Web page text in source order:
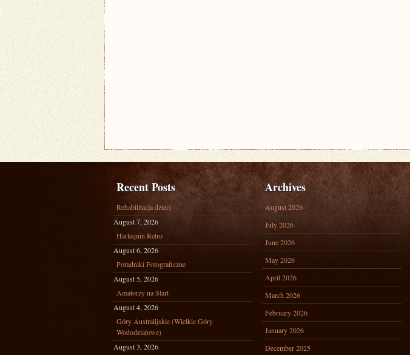
Recent Posts
Rehabilitacja dzieci
August 7, 2026
Harlequin Retro
August 6, 2026
Poradniki Fotograficzne
August 5, 2026
Amatorzy na Start
August 4, 2026
Góry Australijskie (Wielkie Góry
Wododziałowe)
August 3, 2026
Archives
August 2026
July 2026
June 2026
May 2026
April 2026
March 2026
February 2026
January 2026
December 2025